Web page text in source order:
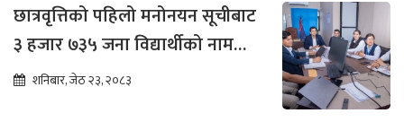
छात्रवृत्तिको पहिलो मनोनयन सूचीबाट
३ हजार ७३५ जना विद्यार्थीको नाम
भर्नाका लागि सिफारिस
शनिबार, जेठ २३, २०८३